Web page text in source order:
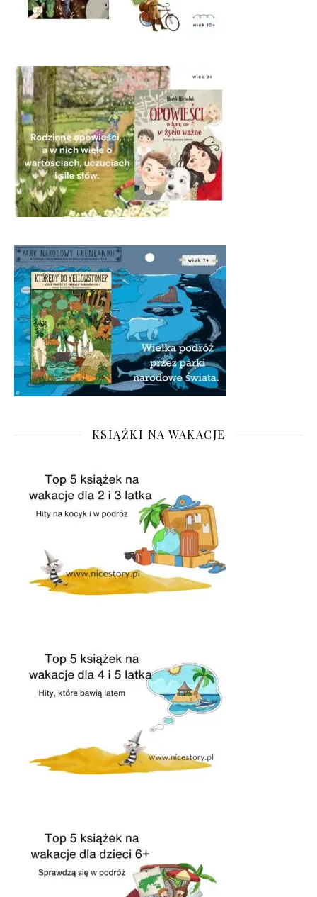
KSIĄŻKI NA WAKACJE